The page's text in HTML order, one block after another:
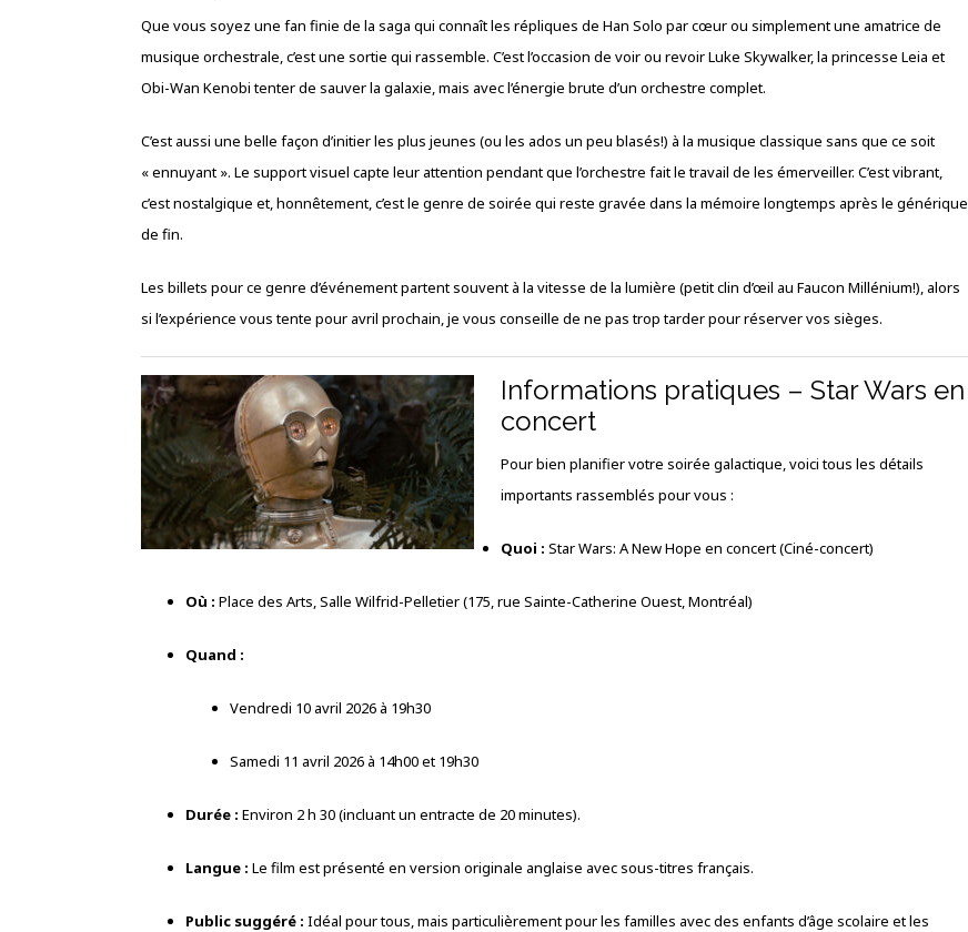
Que vous soyez une fan finie de la saga qui connaît les répliques de Han Solo par cœur ou simplement une amatrice de
musique orchestrale, c’est une sortie qui rassemble. C’est l’occasion de voir ou revoir Luke Skywalker, la princesse Leia et
Obi-Wan Kenobi tenter de sauver la galaxie, mais avec l’énergie brute d’un orchestre complet.
C’est aussi une belle façon d’initier les plus jeunes (ou les ados un peu blasés!) à la musique classique sans que ce soit
« ennuyant ». Le support visuel capte leur attention pendant que l’orchestre fait le travail de les émerveiller. C’est vibrant,
c’est nostalgique et, honnêtement, c’est le genre de soirée qui reste gravée dans la mémoire longtemps après le générique
de fin.
Les billets pour ce genre d’événement partent souvent à la vitesse de la lumière (petit clin d’œil au Faucon Millénium!), alors
si l’expérience vous tente pour avril prochain, je vous conseille de ne pas trop tarder pour réserver vos sièges.
Informations pratiques – Star Wars en
concert
Pour bien planifier votre soirée galactique, voici tous les détails
importants rassemblés pour vous :
Quoi : Star Wars: A New Hope en concert (Ciné-concert)
Où : Place des Arts, Salle Wilfrid-Pelletier (175, rue Sainte-Catherine Ouest, Montréal)
Quand :
Vendredi 10 avril 2026 à 19h30
Samedi 11 avril 2026 à 14h00 et 19h30
Durée : Environ 2 h 30 (incluant un entracte de 20 minutes).
Langue : Le film est présenté en version originale anglaise avec sous-titres français.
Public suggéré : Idéal pour tous, mais particulièrement pour les familles avec des enfants d’âge scolaire et les